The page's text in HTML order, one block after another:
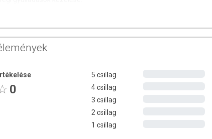
fokozza a libidót és a szexuális teljesítményt.
illóolajkeverékek alkotórészeként használják legyengült állapotok,
vigasztaló hatást fejt ki.
keleties aljegyekkel
inspiráló
0
5 csillag
4 csillag
3 csillag
2 csillag
1 csillag